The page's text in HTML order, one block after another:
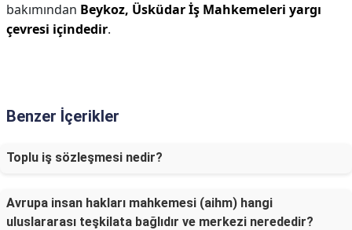
bakımından Beykoz, Üsküdar İş Mahkemeleri yargı
çevresi içindedir.
Benzer İçerikler
Toplu iş sözleşmesi nedir?
Avrupa insan hakları mahkemesi (aihm) hangi
uluslararası teşkilata bağlıdır ve merkezi nerededir?